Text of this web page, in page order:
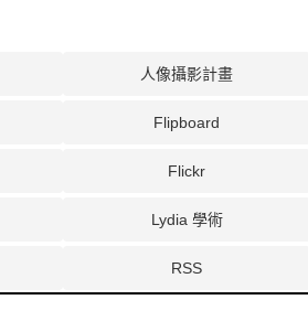
人像攝影計畫
Flipboard
Flickr
Lydia 學術
RSS